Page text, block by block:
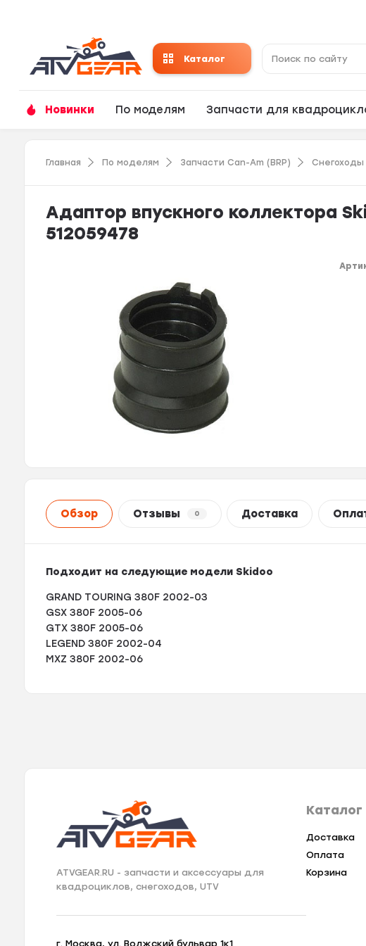
Каталог
Новинки По моделям Запчасти для
Главная По моделям Запчасти Can-Am (BRP) Снегоходы
Адаптор впускного коллектора
512059478
Обзор Отзывы 0 Доставка
Подходит на следующие модели Skidoo
GRAND TOURING 380F 2002-03
GSX 380F 2005-06
GTX 380F 2005-06
LEGEND 380F 2002-04
MXZ 380F 2002-06
ATVGEAR.RU - запчасти и аксессуары для
квадроциклов, снегоходов, UTV
г. Москва, ул. Волжский бульвар 1к1
Каталог
Доставка
Оплата
Корзина